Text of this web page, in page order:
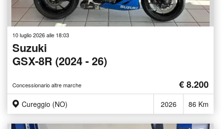
10 luglio 2026 alle 18:03
Suzuki
GSX-8R (2024 - 26)
Concessionario altre marche € 8.200
Cureggio (NO) 2026 86 Km